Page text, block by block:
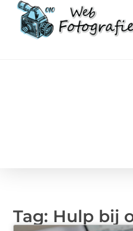
Tag: Hulp bij